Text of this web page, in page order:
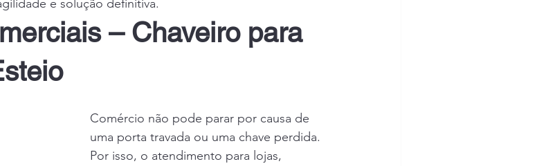
e solução definitiva.
– Chaveiro para
Comércio não pode parar por causa de
uma porta travada ou uma chave perdida.
Por isso, o atendimento para lojas,